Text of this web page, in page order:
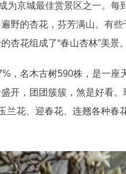
京城最佳赏景区之一。每
野的杏花，芬芳满山。有
杏花组成了“春山杏林”美景。
名木古树590株，是一座
开，团团簇簇，煞是好看
兰花、迎春花、连翘各种春